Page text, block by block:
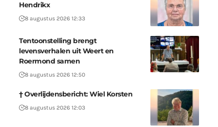
Hendrikx
8 augustus 2026 12:33
Tentoonstelling brengt
levensverhalen uit Weert en
Roermond samen
8 augustus 2026 12:50
† Overlijdensbericht: Wiel Korsten
8 augustus 2026 12:03